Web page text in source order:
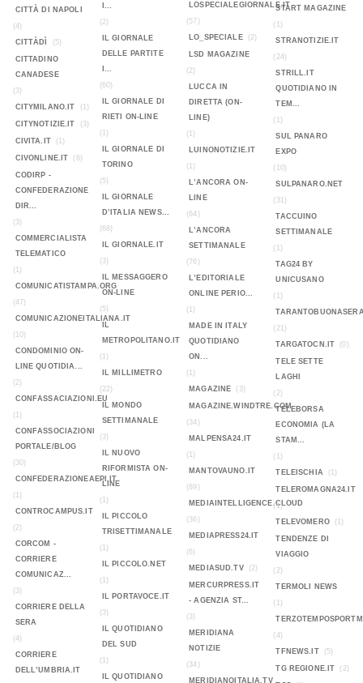
CITTÀ DI NAPOLI
(4)
CITTÀDÌ
(5)
CITTADINO
CANADESE
(3)
CITYMILANO.IT
(1)
CITYNOTIZIE.IT (3)
CIVITA.IT (1)
CIVONLINE.IT (6)
CODIRP -
CONFEDERAZIONE
DIR...
(3)
COMMERCIALISTA
TELEMATICO
(1)
COMUNICATISTAMPA.ORG
(47)
COMUNICAZIONEITALIANA.IT
(10)
CONDOMINIO ON-
LINE QUOTIDIA...
(2)
CONFASSACIAZIONI.EU
(1)
CONFASSOCIAZIONI
PORTALE/BLOG
(30)
CONFEDERAZIONEAEPI.IT
(1)
CONTROCAMPUS.IT
(2)
CORCOM -
CORRIERE
COMUNICAZ...
(3)
CORRIERE DELLA
SERA
(4)
CORRIERE
DELL’UMBRIA.IT
I...
(2)
IL GIORNALE
DELLE PARTITE
I...
(60)
IL GIORNALE DI
RIETI ON-LINE
(1)
IL GIORNALE DI
TORINO
(5)
IL GIORNALE
D’ITALIA NEWS...
(68)
IL GIORNALE.IT
(3)
IL MESSAGGERO
ON-LINE
(5)
IL
METROPOLITANO.IT
(1)
IL MILLIMETRO
(22)
IL MONDO
SETTIMANALE
(3)
IL NUOVO
RIFORMISTA ON-
LINE
(1)
IL PICCOLO
TRISETTIMANALE
(1)
IL PICCOLO.NET
(1)
IL PORTAVOCE.IT
(3)
IL QUOTIDIANO
DEL SUD
(1)
IL QUOTIDIANO
LOSPECIALEGIORNALE.IT
(57)
LO_SPECIALE
(2)
LSD MAGAZINE
(2)
LUCCA IN
DIRETTA (ON-
LINE)
(1)
LUINONOTIZIE.IT
(1)
L’ANCORA ON-
LINE
(64)
L’ANCORA
SETTIMANALE
(76)
L’EDITORIALE
ONLINE PERIO...
(1)
MADE IN ITALY
QUOTIDIANO
ON...
(1)
MAGAZINE
(3)
MAGAZINE.WINDTRE.COM
(34)
MALPENSA24.IT
(1)
MANTOVAUNO.IT
(89)
MEDIAINTELLIGENCE.CLOUD
(36)
MEDIAPRESS24.IT
(6)
MEDIASUD.TV
(2)
MERCURPRESS.IT
- AGENZIA ST...
(3)
MERIDIANA
NOTIZIE
(34)
MERIDIANOITALIA.TV
START MAGAZINE
(1)
STRANOTIZIE.IT
(24)
STRILL.IT
QUOTIDIANO IN
TEM...
(1)
SUL PANARO
EXPO
(10)
SULPANARO.NET
(31)
TACCUINO
SETTIMANALE
(1)
TAG24 BY
UNICUSANO
(1)
(21)
TARGATOCN.IT
(0)
TELE SETTE
LAGHI
(2)
TELEBORSA
ECONOMIA (LA
STAM...
(1)
TELEISCHIA
(1)
TELEROMAGNA24.IT
(1)
TELEVOMERO
(1)
TENDENZE DI
VIAGGIO
(2)
TERMOLI NEWS
(1)
(4)
TFNEWS.IT
(5)
TG REGIONE.IT (2)